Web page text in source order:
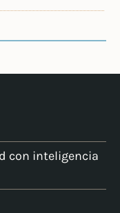
con inteligencia